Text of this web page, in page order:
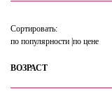
Сортировать:
по популярности по цене
ВОЗРАСТ